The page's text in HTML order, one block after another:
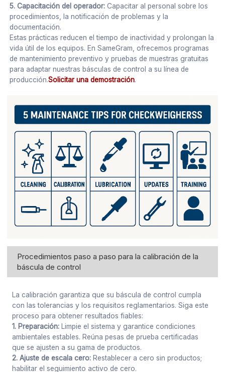
5. Capacitación del operador: Capacitar al personal sobre los
procedimientos, la notificación de problemas y la
documentación.
Estas prácticas reducen el tiempo de inactividad y prolongan la
vida útil de los equipos. En SameGram, ofrecemos programas
de mantenimiento preventivo y pruebas de muestras gratuitas
para adaptar nuestras básculas de control a su línea de
producción.Solicitar una demostración.
Procedimientos paso a paso para la calibración de la
báscula de control
La calibración garantiza que su báscula de control cumpla
con las tolerancias y los requisitos reglamentarios. Siga este
proceso para obtener resultados fiables:
1. Preparación: Limpie el sistema y garantice condiciones
ambientales estables. Reúna pesas de prueba certificadas
que se ajusten a su gama de productos.
2. Ajuste de escala cero: Restablecer a cero sin productos;
habilitar el seguimiento activo de cero.